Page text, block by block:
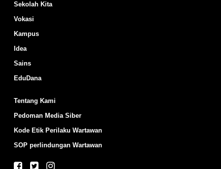
Sekolah Kita
Vokasi
Kampus
Idea
Sains
EduDana
Tentang Kami
Pedoman Media Siber
Kode Etik Perilaku Wartawan
SOP perlindungan Wartawan